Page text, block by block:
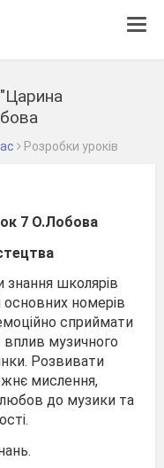
Розробки уроків
7 О.Лобова
знання школярів
номерів
сприймати
вплив музичного
Розвивати
мислення,
до музики та